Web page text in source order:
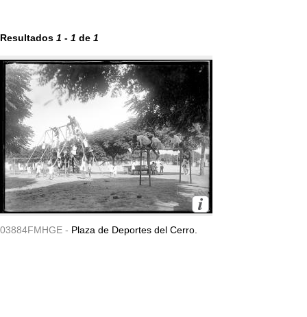
Resultados 1 - 1 de 1
03884FMHGE - Plaza de Deportes del Cerro.